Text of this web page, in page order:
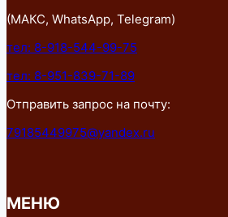
(МАКС, WhatsApp, Telegram)
тел: 8-918-544-99-75
тел: 8-951-839-71-89
Отправить запрос на почту:
79185449975@yandex.ru
МЕНЮ